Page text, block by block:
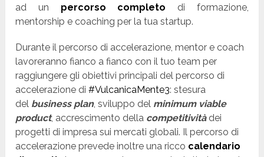
ad un percorso completo di formazione,
mentorship e coaching per la tua startup.
Durante il percorso di accelerazione, mentor e coach
lavoreranno fianco a fianco con il tuo team per
raggiungere gli obiettivi principali del percorso di
accelerazione di#VulcanicaMente3: stesura
del business plan, sviluppo del minimum viable
product, accrescimento della competitivitàdei
progetti di impresa sui mercati globali. Il percorso di
accelerazione prevede inoltre una ricco calendario